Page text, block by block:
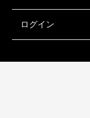
ログイン